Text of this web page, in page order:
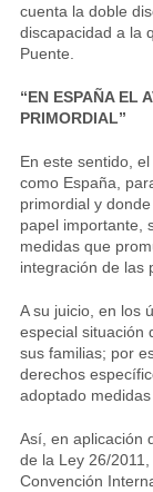
cuenta la doble
discapacidad a la
Puente.
“EN ESPAÑA EL
PRIMORDIAL”
En este sentido,
como España,
primordial y
papel importante,
medidas que
integración de las
A su juicio, en los
especial situación
sus familias; por
derechos
adoptado
Así, en aplicación
de la Ley 26/
Convención